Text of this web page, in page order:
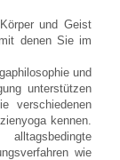
und Geist
denen Sie im
und
unterstützen
verschiedenen
kennen.
wie